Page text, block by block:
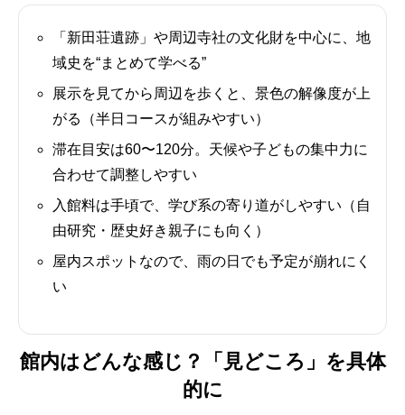
「新田荘遺跡」や周辺寺社の文化財を中心に、地
域史を“まとめて学べる”
展示を見てから周辺を歩くと、景色の解像度が上
がる（半日コースが組みやすい）
滞在目安は60〜120分。天候や子どもの集中力に
合わせて調整しやすい
入館料は手頃で、学び系の寄り道がしやすい（自
由研究・歴史好き親子にも向く）
屋内スポットなので、雨の日でも予定が崩れにく
い
館内はどんな感じ？「見どころ」を具体
的に